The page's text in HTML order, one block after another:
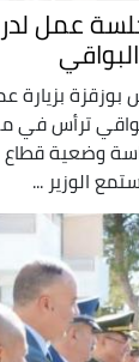
عمل
بوزقزة بزيارة
ترأس في
قطاع
الوزير ...